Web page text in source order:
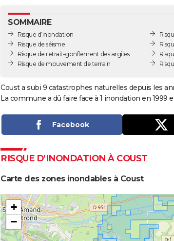
SOMMAIRE
Risque d’inondation
Risque de séisme
Risque de retrait-gonflement des argiles
Risque de mouvement de terrain
Coust a subi 9 catastrophes naturelles depuis les
La commune a dû faire face à 1 inondation en 1999
Facebook
RISQUE D’INONDATION À COUST
Carte des zones inondables à Coust
+
−